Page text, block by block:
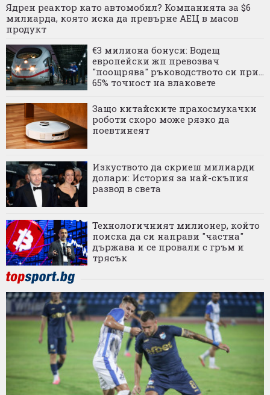
Ядрен реактор като автомобил? Компанията за $6
милиарда, която иска да превърне АЕЦ в масов
продукт
€3 милиона бонуси: Водещ
европейски жп превозвач
"поощрява" ръководството си при...
65% точност на влаковете
Защо китайските прахосмукачки
роботи скоро може рязко да
поевтинеят
Изкуството да скриеш милиарди
долари: История за най-скъпия
развод в света
Технологичният милионер, който
поиска да си направи "частна"
държава и се провали с гръм и
трясък